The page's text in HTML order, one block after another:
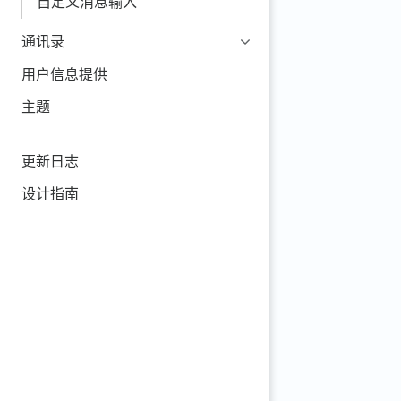
通讯录
用户信息提供
主题
更新日志
设计指南